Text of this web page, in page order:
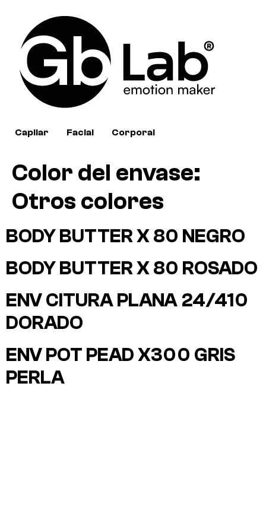
Capilar Facial Corporal
Color del envase:
Otros colores
BODY BUTTER X 80 NEGRO
BODY BUTTER X 80 ROSADO
ENV CITURA PLANA 24/410
DORADO
ENV POT PEAD X300 GRIS
PERLA